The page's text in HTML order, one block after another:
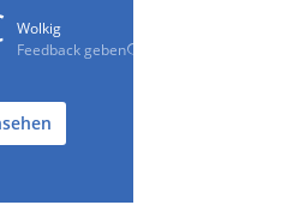
Wolkig
Feedback geben